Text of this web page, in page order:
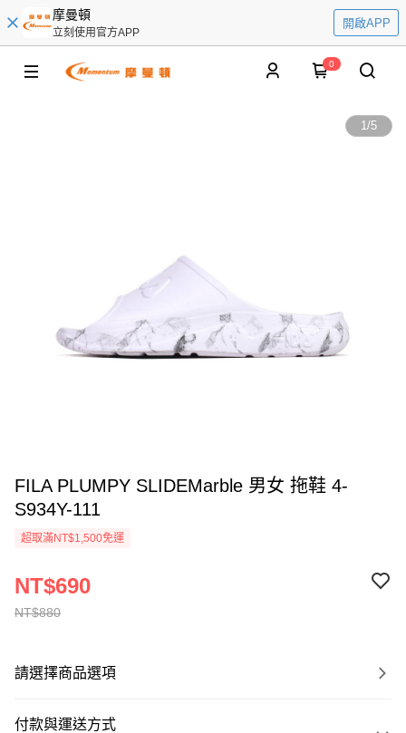
摩曼頓
立刻使用官方APP
開啟APP
0
1/5
FILA PLUMPY SLIDEMarble 男女 拖鞋 4-
S934Y-111
超取滿NT$1,500免運
NT$880
NT$690
請選擇商品選項
付款與運送方式